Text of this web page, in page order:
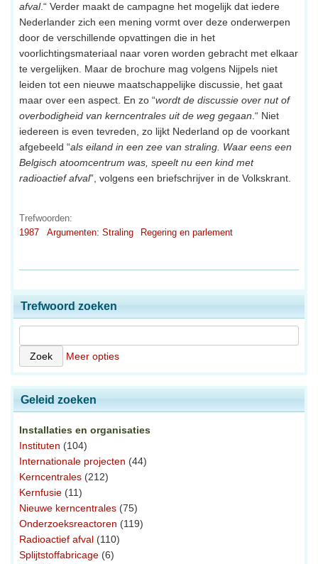
afval.“ Verder maakt de campagne het mogelijk dat iedere
Nederlander zich een mening vormt over deze onderwerpen
door de verschillende opvattingen die in het
voorlichtingsmateriaal naar voren worden gebracht met elkaar
te vergelijken. Maar de brochure mag volgens Nijpels niet
leiden tot een nieuwe maatschappelijke discussie, het gaat
maar over een aspect. En zo “wordt de discussie over nut of
overbodigheid van kerncentrales uit de weg gegaan .“ Niet
iedereen is even tevreden, zo lijkt Nederland op de voorkant
afgebeeld “als eiland in een zee van straling. Waar eens een
Belgisch atoomcentrum was, speelt nu een kind met
radioactief afval”, volgens een briefschrijver in de Volkskrant.
Trefwoorden:
1987
Argumenten: Straling Regering en parlement
Trefwoord zoeken
Meer opties
Geleid zoeken
Installaties en organisaties
Instituten (104)
Internationale projecten (44)
Kerncentrales (212)
Kernfusie (11)
Nieuwe kerncentrales (75)
Onderzoeksreactoren (119)
Radioactief afval (110)
Splijtstoffabricage (6)